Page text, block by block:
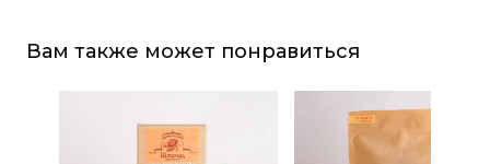
Вам также может понравиться